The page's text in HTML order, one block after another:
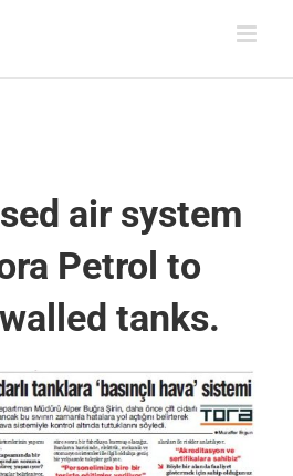
air system
Petrol to
tanks.